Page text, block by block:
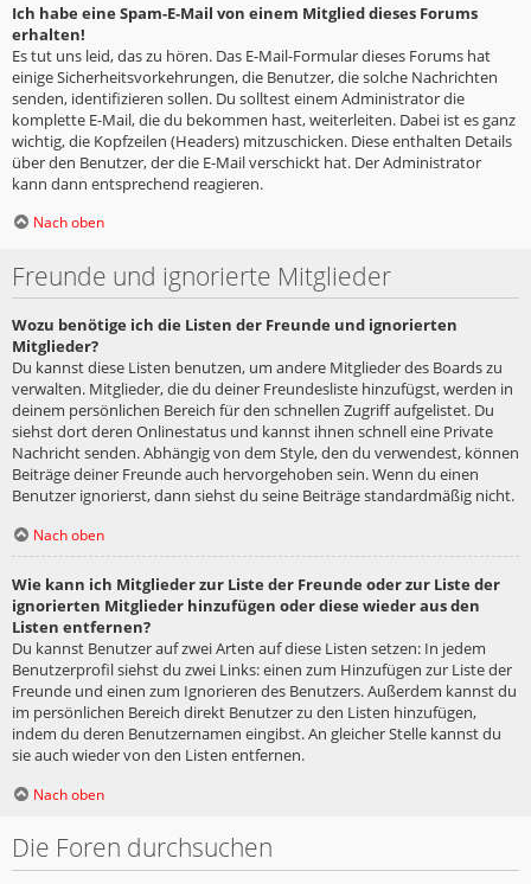
Ich habe eine Spam-E-Mail von einem Mitglied dieses Forums
erhalten!
Es tut uns leid, das zu hören. Das E-Mail-Formular dieses Forums hat
einige Sicherheitsvorkehrungen, die Benutzer, die solche Nachrichten
senden, identifizieren sollen. Du solltest einem Administrator die
komplette E-Mail, die du bekommen hast, weiterleiten. Dabei ist es ganz
wichtig, die Kopfzeilen (Headers) mitzuschicken. Diese enthalten Details
über den Benutzer, der die E-Mail verschickt hat. Der Administrator
kann dann entsprechend reagieren.
Nach oben
Freunde und ignorierte Mitglieder
Wozu benötige ich die Listen der Freunde und ignorierten
Mitglieder?
Du kannst diese Listen benutzen, um andere Mitglieder des Boards zu
verwalten. Mitglieder, die du deiner Freundesliste hinzufügst, werden in
deinem persönlichen Bereich für den schnellen Zugriff aufgelistet. Du
siehst dort deren Onlinestatus und kannst ihnen schnell eine Private
Nachricht senden. Abhängig von dem Style, den du verwendest, können
Beiträge deiner Freunde auch hervorgehoben sein. Wenn du einen
Benutzer ignorierst, dann siehst du seine Beiträge standardmäßig nicht.
Nach oben
Wie kann ich Mitglieder zur Liste der Freunde oder zur Liste der
ignorierten Mitglieder hinzufügen oder diese wieder aus den
Listen entfernen?
Du kannst Benutzer auf zwei Arten auf diese Listen setzen: In jedem
Benutzerprofil siehst du zwei Links: einen zum Hinzufügen zur Liste der
Freunde und einen zum Ignorieren des Benutzers. Außerdem kannst du
im persönlichen Bereich direkt Benutzer zu den Listen hinzufügen,
indem du deren Benutzernamen eingibst. An gleicher Stelle kannst du
sie auch wieder von den Listen entfernen.
Nach oben
Die Foren durchsuchen